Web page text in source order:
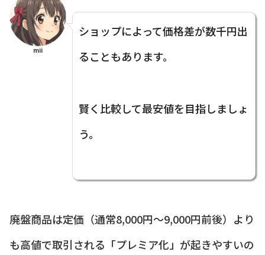
mii
ショップによって価格差が数千円出
ることもあります。
賢く比較して最安値を目指しましょ
う。
廃盤商品は定価（通常8,000円〜9,000円前後）より
も高値で取引される「プレミア化」が起きやすいの